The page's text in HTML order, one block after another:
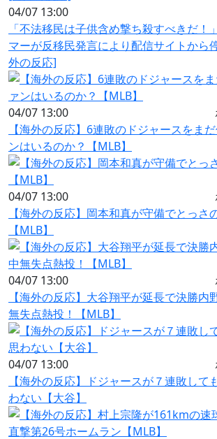
04/07 13:00
「不法移民は子供含め撃ち殺すべきだ！
マーが反移民発言により配信サイトから
外の反応]
04/07 13:00
【海外の反応】6連敗のドジャースをま
ンはいるのか？【MLB】
04/07 13:00
【海外の反応】岡本和真が守備でとっさ
【MLB】
04/07 13:00
【海外の反応】大谷翔平が延長で決勝内
無失点熱投！【MLB】
04/07 13:00
【海外の反応】ドジャースが７連敗して
わない【大谷】